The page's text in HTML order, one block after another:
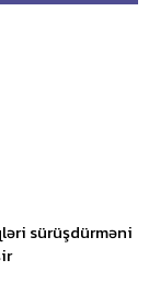
sürüşdürməni